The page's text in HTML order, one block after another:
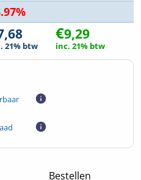
21% btw
€9,29
inc. 21% btw
Bestellen